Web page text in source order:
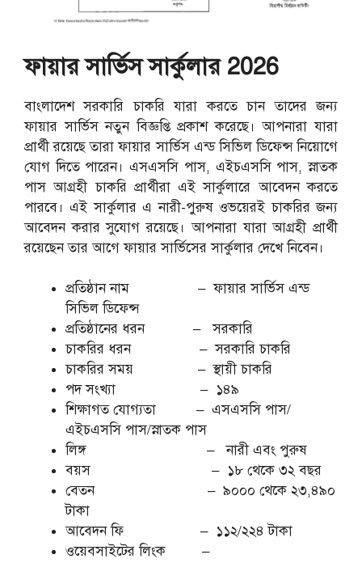
ফায়ার সার্ভিস সার্কুলার 2026
বাংলাদেশ সরকারি চাকরি যারা করতে চান তাদের জন্য
ফায়ার সার্ভিস নতুন বিজ্ঞপ্তি প্রকাশ করেছে। আপনারা যারা
প্রার্থী রয়েছে তারা ফায়ার সার্ভিস এন্ড সিভিল ডিফেন্স নিয়োগে
যোগ দিতে পারেন। এসএসসি পাস, এইচএসসি পাস, স্নাতক
পাস আগ্রহী চাকরি প্রার্থীরা এই সার্কুলারে আবেদন করতে
পারবে। এই সার্কুলার এ নারী-পুরুষ ওভয়েরই চাকরির জন্য
আবেদন করার সুযোগ রয়েছে। আপনারা যারা আগ্রহী প্রার্থী
রয়েছেন তার আগে ফায়ার সার্ভিসের সার্কুলার দেখে নিবেন।
প্রতিষ্ঠান নাম – ফায়ার সার্ভিস এন্ড
সিভিল ডিফেন্স
প্রতিষ্ঠানের ধরন – সরকারি
চাকরির ধরন – সরকারি চাকরি
চাকরির সময় – স্থায়ী চাকরি
পদ সংখ্যা – ১৪৯
শিক্ষাগত যোগ্যতা – এসএসসি পাস/
এইচএসসি পাস/স্নাতক পাস
লিঙ্গ – নারী এবং পুরুষ
বয়স – ১৮ থেকে ৩২ বছর
বেতন – ৯০০০ থেকে ২৩,৪৯০
টাকা
আবেদন ফি – ১১২/২২৪ টাকা
ওয়েবসাইটের লিংক –